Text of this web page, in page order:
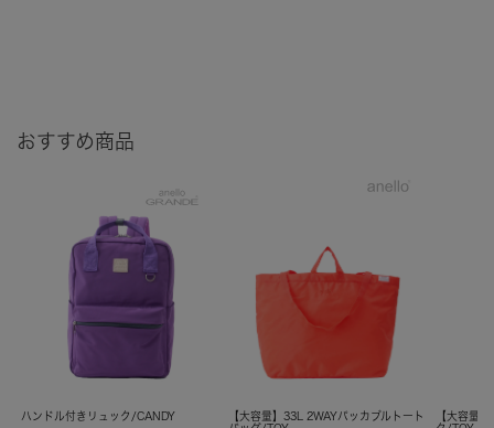
おすすめ商品
ハンドル付きリュック/CANDY
【大容量】33L 2WAYパッカブルトート
【大容量